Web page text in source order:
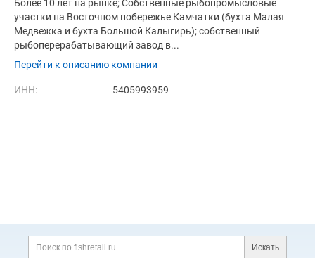
Более 10 лет на рынке; Собственные рыбопромысловые
участки на Восточном побережье Камчатки (бухта Малая
Медвежка и бухта Большой Калыгирь); собственный
рыбоперерабатывающий завод в...
Перейти к описанию компании
ИНН: 5405993959
Дополнительная информация
Поиск по сайту и
Искать